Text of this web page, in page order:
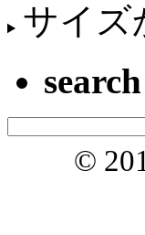
サイズ
search
©